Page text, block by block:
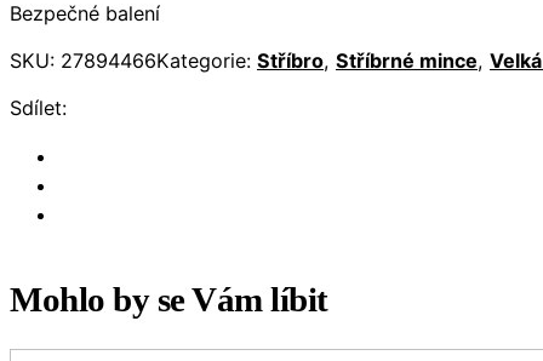
Bezpečné balení
SKU: 27894466Kategorie: Stříbro, Stříbrné mince,
Sdílet:
Mohlo by se Vám líbit